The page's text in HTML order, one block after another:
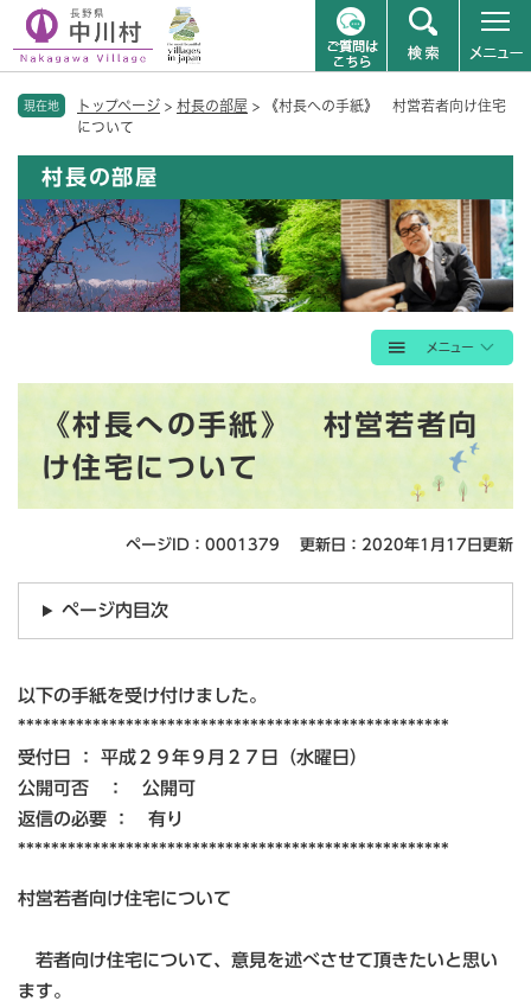
現在地 トップページ > 村長の部屋 >
《村長への手紙》 村営若者向け住宅
について
村長の部屋
《村長への手紙》 村営若者向
け住宅について
ページID：0001379 更新日：2020年1月17日更新
ページ内目次
以下の手紙を受け付けました。
****************************************************
受付日 ： 平成２９年９月２７日（水曜日）
公開可否 ： 公開可
返信の必要 ： 有り
****************************************************
村営若者向け住宅について
若者向け住宅について、意見を述べさせて頂きたいと思い
ます。